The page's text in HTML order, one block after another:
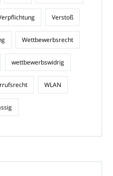
Verstoß
Wettbewerbsrecht
wettbewerbswidrig
WLAN